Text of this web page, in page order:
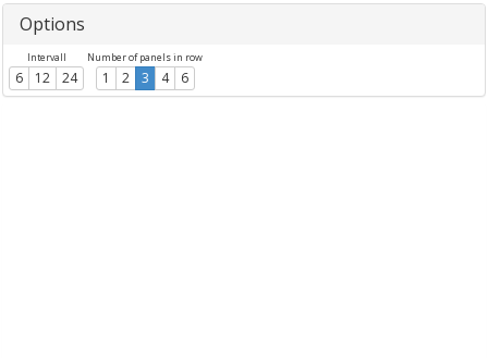
Options
Intervall
6 12 24
Number of panels in row
1 2 3 4 6